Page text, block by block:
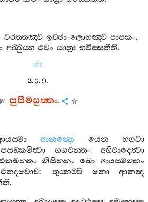
වරත‍්තඤ‍්ච ඉච‍්ඡා ලොභඤ‍්ච පාපකං,
අබ‍්බුය‍්හ එවං යාත්‍රා භවිස‍්සතීති.
122
2. 3. 9.
සුසීමසුත‍්තං.
ආනන්‍දො යෙන
භගවා
භගවන‍්තං
අභිවාදෙත්‍වා
එකමන‍්තං නිසින‍්නං ඛො ආයස‍්මන‍්තං
එතදවොච: තුය‍්හම‍්පි නො
ආනන්‍ද
.